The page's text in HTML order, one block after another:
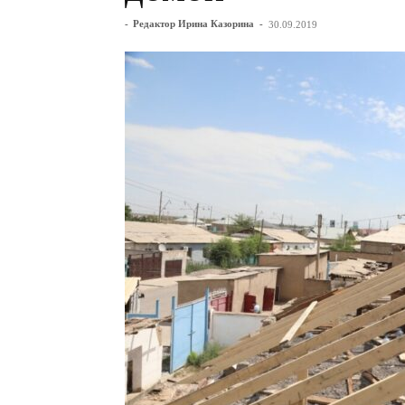
- Редактор Ирина Казорина - 30.09.2019